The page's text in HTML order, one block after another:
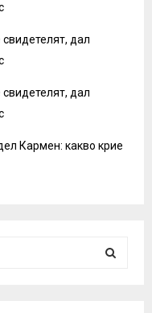
дал
дал
Кармен: какво крие